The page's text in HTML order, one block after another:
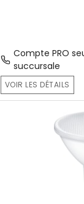
Compte PRO
succursale
VOIR LES DÉTAILS